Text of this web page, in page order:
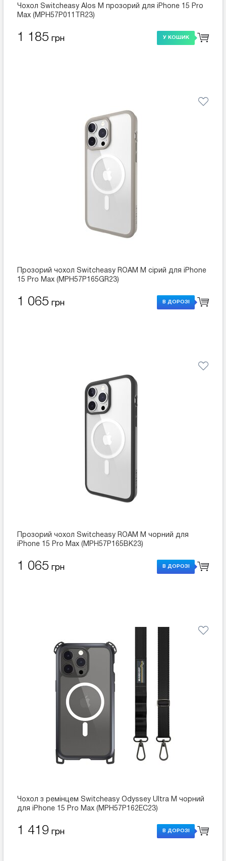
Чохол Switcheasy Alos M прозорий для iPhone 15 Pro
Max (MPH57P011TR23)
1 185 грн У КОШИК
Прозорий чохол Switcheasy ROAM M сірий для iPhone
15 Pro Max (MPH57P165GR23)
1 065 грн В ДОРОЗІ
Прозорий чохол Switcheasy ROAM M чорний для
iPhone 15 Pro Max (MPH57P165BK23)
1 065 грн В ДОРОЗІ
Чохол з ремінцем Switcheasy Odyssey Ultra M чорний
для iPhone 15 Pro Max (MPH57P162EC23)
1 419 грн В ДОРОЗІ